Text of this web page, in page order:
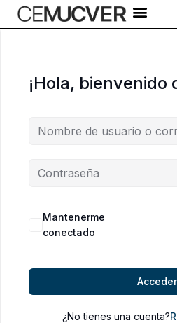
al
¡Hola, bienvenido
Alternative:
Mantenerme
conectado
Acceder
¿No tienes una cuenta?